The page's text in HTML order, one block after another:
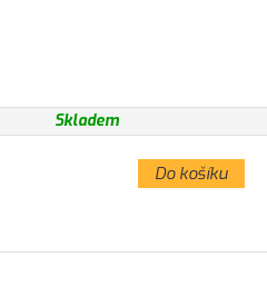
Skladem
Do košíku